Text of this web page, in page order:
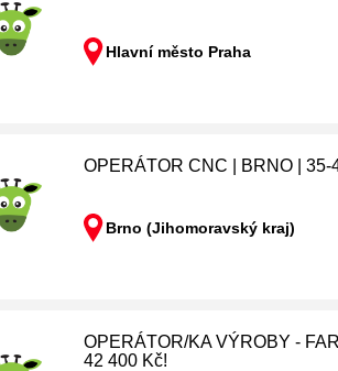
Hlavní město Praha
OPERÁTOR CNC | BRNO | 35-
Brno (Jihomoravský kraj)
OPERÁTOR/KA VÝROBY -
42 400 Kč!